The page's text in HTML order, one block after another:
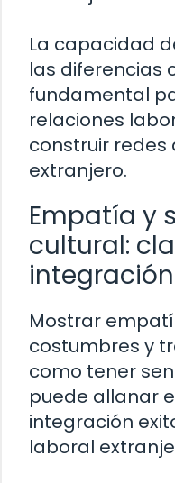
La capacidad
las diferencias
fundamental
relaciones
construir redes
extranjero.
Empatía y
cultural:
integración
Mostrar
costumbres y
como tener
puede allanar
integración
laboral